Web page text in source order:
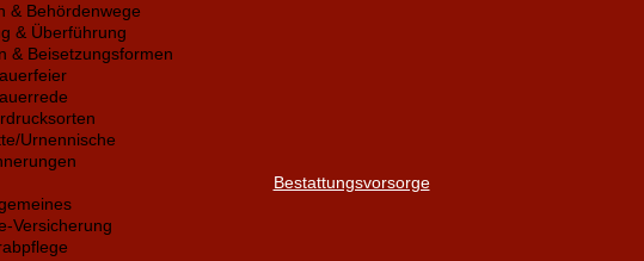
& Behördenwege
& Überführung
& Beisetzungsformen
Urnennische
Bestattungsvorsorge
Versicherung